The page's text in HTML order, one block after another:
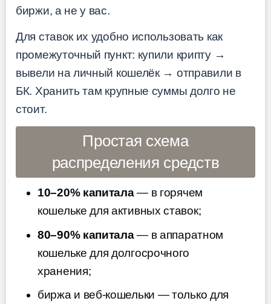
биржи, а не у вас.
Для ставок их удобно использовать как
промежуточный пункт: купили крипту →
вывели на личный кошелёк → отправили в
БК. Хранить там крупные суммы долго не
стоит.
Простая схема
распределения средств
10–20% капитала— в горячем
кошельке для активных ставок;
80–90% капитала— в аппаратном
кошельке для долгосрочного
хранения;
биржа и веб-кошельки — только для